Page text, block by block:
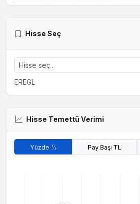
Hisse Seç
EREGL
Hisse Temettü Verimi
Yüzde % Pay Başı TL